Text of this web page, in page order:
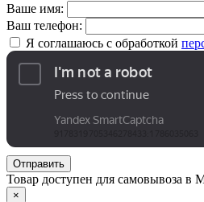
Ваше имя:
Ваш телефон:
Я соглашаюсь с обработкой
Отправить
Товар доступен для самовывоза в
×